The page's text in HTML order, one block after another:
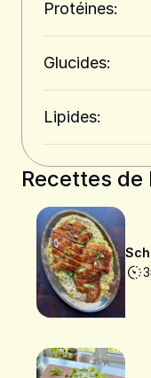
Protéines:
Glucides:
Lipides:
Recettes de